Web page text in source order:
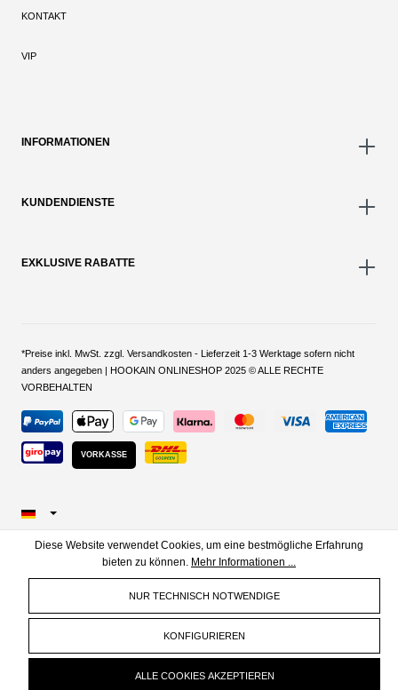
KONTAKT
VIP
INFORMATIONEN
KUNDENDIENSTE
EXKLUSIVE RABATTE
*Preise inkl. MwSt. zzgl. Versandkosten - Lieferzeit 1-3 Werktage sofern nicht
anders angegeben | HOOKAIN ONLINESHOP 2025 © ALLE RECHTE
VORBEHALTEN
VORKASSE
Diese Website verwendet Cookies, um eine bestmögliche Erfahrung
bieten zu können. Mehr Informationen ...
NUR TECHNISCH NOTWENDIGE
KONFIGURIEREN
ALLE COOKIES AKZEPTIEREN